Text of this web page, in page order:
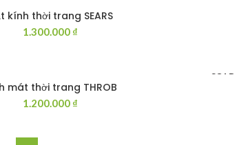
ĐỌC TIẾP
kính thời trang SEARS
1.300.000 ₫
THÊM VÀO GIỎ HÀNG
mát thời trang THROB
1.200.000 ₫
SOLD